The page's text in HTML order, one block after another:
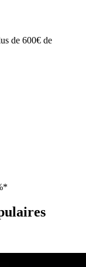
de 600€ de